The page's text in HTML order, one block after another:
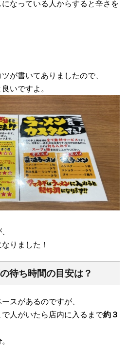
なっている人からすると辛さを
が書いてありましたので、
いですよ。
りました！
待ち時間の目安は？
スがあるのですが、
人がいたら店内に入るまで約３
。